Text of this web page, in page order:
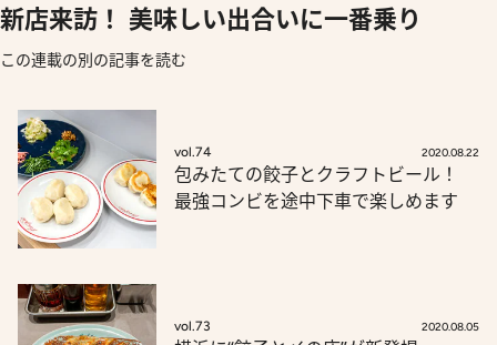
新店来訪！ 美味しい出合いに一番乗り
この連載の別の記事を読む
vol.74 2020.08.22
包みたての餃子とクラフトビール！
最強コンビを途中下車で楽しめます
vol.73 2020.08.05